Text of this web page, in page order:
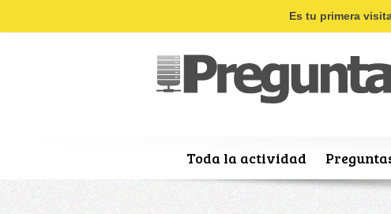
Es tu primera
Toda la actividad